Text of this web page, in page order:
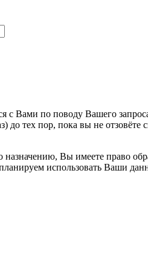
Вами по поводу Вашего
до тех пор, пока вы не
Вы имеете право
использовать Ваши